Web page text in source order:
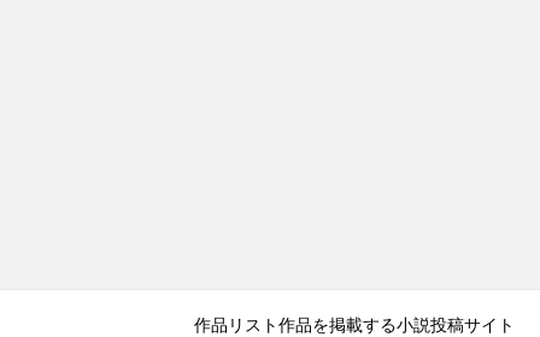
作品リスト作品を掲載する小説投稿サイト